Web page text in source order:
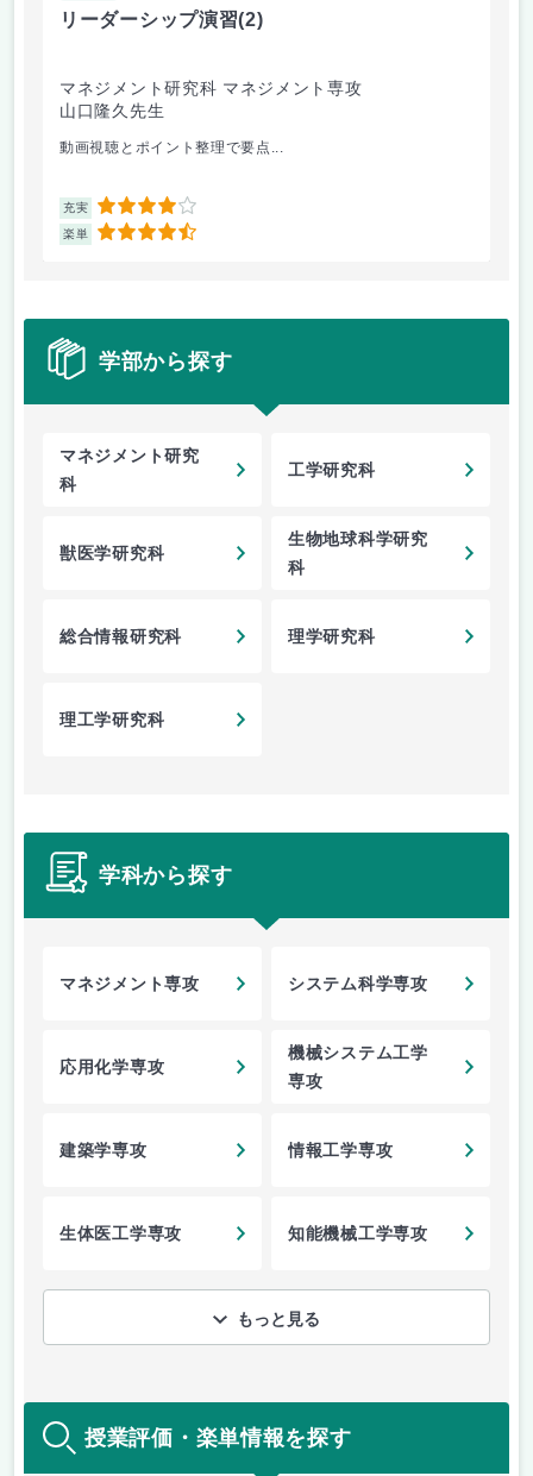
リーダーシップ演習(2)
マネジメント研究科 マネジメント専攻
山口隆久先生
動画視聴とポイント整理で要点...
充実 4
楽単 4.5
学部から探す
マネジメント研究
科
工学研究科
獣医学研究科
生物地球科学研究
科
総合情報研究科 理学研究科
理工学研究科
学科から探す
マネジメント専攻 システム科学専攻
応用化学専攻
機械システム工学
専攻
建築学専攻 情報工学専攻
生体医工学専攻 知能機械工学専攻
もっと見る
授業評価・楽単情報を探す